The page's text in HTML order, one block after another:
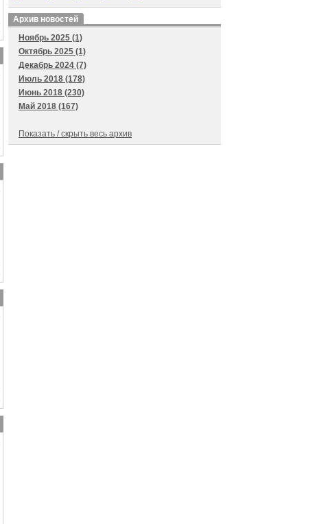
Архив новостей
Ноябрь 2025 (1)
Октябрь 2025 (1)
Декабрь 2024 (7)
Июль 2018 (178)
Июнь 2018 (230)
Май 2018 (167)
Показать / скрыть весь архив